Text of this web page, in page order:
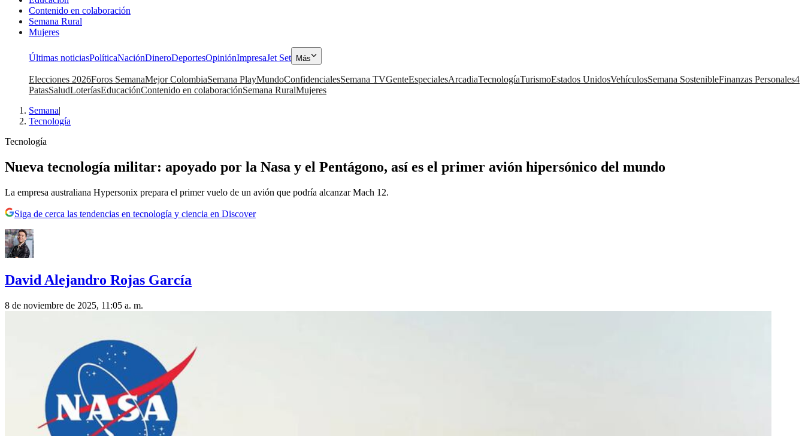
Contenido en colaboración
Semana Rural
Mujeres
Últimas noticiasPolíticaNaciónDineroDeportesOpiniónImpresaJet Set Más
Elecciones 2026Foros SemanaMejor ColombiaSemana PlayMundoConfidencialesSemana TVGenteEspecialesArcadiaTecnologíaTurismoEstados UnidosVehículosSemana SostenibleFinanzas Personales4
PatasSaludLoteríasEducaciónContenido en colaboraciónSemana RuralMujeres
Semana|
Tecnología
Tecnología
Nueva tecnología militar: apoyado por la Nasa y el Pentágono, así es el primer avión hipersónico del mundo
La empresa australiana Hypersonix prepara el primer vuelo de un avión que podría alcanzar Mach 12.
Siga de cerca las tendencias en tecnología y ciencia en Discover
David Alejandro Rojas García
8 de noviembre de 2025, 11:05 a. m.